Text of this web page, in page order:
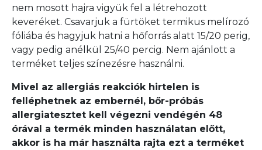
nem mosott hajra vigyük fel a létrehozott
keveréket. Csavarjuk a fürtöket termikus melírozó
fóliába és hagyjuk hatni a hőforrás alatt 15/20 perig,
vagy pedig anélkül 25/40 percig. Nem ajánlott a
terméket teljes színezésre használni.
Mivel az allergiás reakciók hirtelen is
felléphetnek az embernél, bőr-próbás
allergiatesztet kell végezni vendégén 48
órával a termék minden használatan előtt,
akkor is ha már használta rajta ezt a terméket